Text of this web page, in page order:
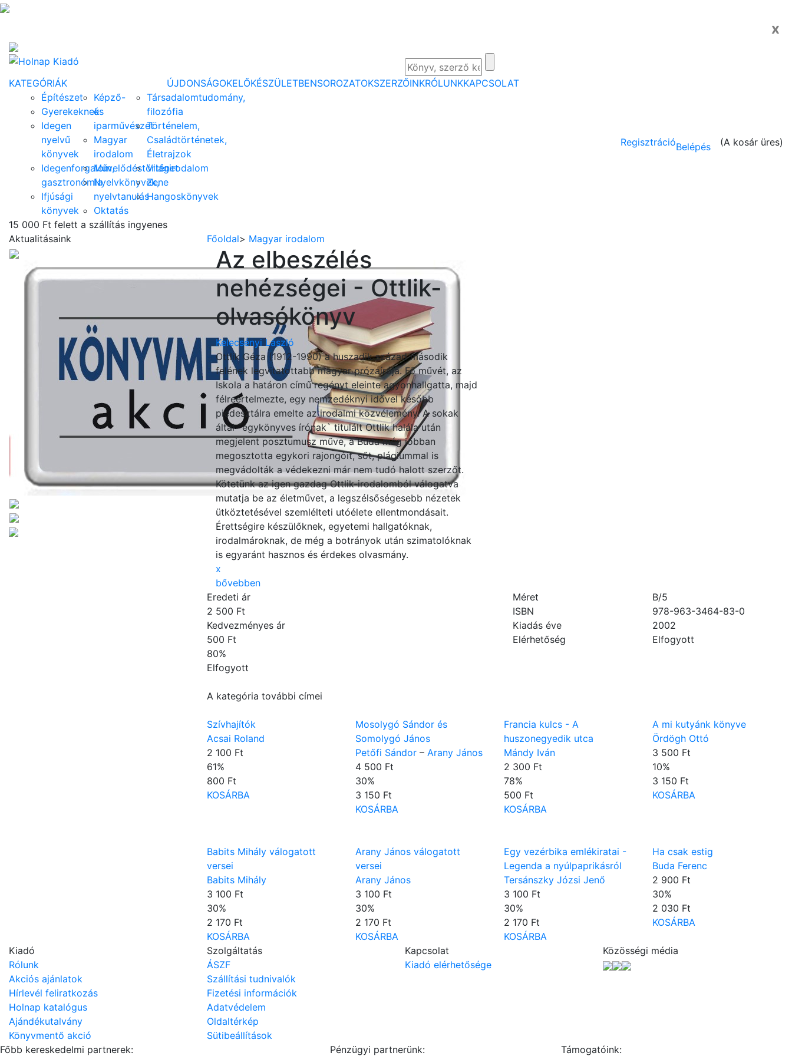
x
KATEGÓRIÁK
Építészet
Gyerekeknek
Idegen
nyelvű
könyvek
Idegenforgalom,
gasztronómia
Ifjúsági
könyvek
Képző-
és
iparművészet
Magyar
irodalom
Művelődéstörténet
Nyelvkönyvek,
nyelvtanulás
Oktatás
Társadalomtudomány,
filozófia
Történelem,
Családtörténetek,
Életrajzok
Világirodalom
Zene
Hangoskönyvek
ÚJDONSÁGOKELŐKÉSZÜLETBENSOROZATOKSZERZŐINKRÓLUNKKAPCSOLAT
RegisztrációBelépés (A kosár üres)
15 000 Ft felett a szállítás ingyenes
Aktualitásaink
Főoldal> Magyar irodalom
Az elbeszélés
nehézségei - Ottlik-
olvasókönyv
Kelecsényi László
Ottlik Géza (1912-1990) a huszadik század második
felének legvitatottabb magyar prózaírója. Fő művét, az
Iskola a határon című regényt eleinte agyonhallgatta, majd
félreértelmezte, egy nemzedéknyi idővel később
piedesztálra emelte az irodalmi közvélemény. A sokak
által `egykönyves írónak` titulált Ottlik halála után
megjelent posztumusz műve, a Buda még jobban
megosztotta egykori rajongóit, sőt, plágiummal is
megvádolták a védekezni már nem tudó halott szerzőt.
Kötetünk az igen gazdag Ottlik-irodalomból válogatva
mutatja be az életművet, a legszélsőségesebb nézetek
ütköztetésével szemlélteti utóélete ellentmondásait.
Érettségire készülőknek, egyetemi hallgatóknak,
irodalmároknak, de még a botrányok után szimatolóknak
is egyaránt hasznos és érdekes olvasmány.
x
bővebben
Eredeti ár
2 500 Ft
Kedvezményes ár
500 Ft
80%
Elfogyott
Méret
B/5
ISBN
978-963-3464-83-0
Kiadás éve
2002
Elérhetőség
Elfogyott
A kategória további címei
Szívhajítók
Acsai Roland
2 100 Ft
61%
800 Ft
KOSÁRBA
Mosolygó Sándor és
Somolygó János
Petőfi Sándor – Arany János
4 500 Ft
30%
3 150 Ft
KOSÁRBA
Francia kulcs - A
huszonegyedik utca
Mándy Iván
2 300 Ft
78%
500 Ft
KOSÁRBA
A mi kutyánk könyve
Ördögh Ottó
3 500 Ft
10%
3 150 Ft
KOSÁRBA
Babits Mihály válogatott
versei
Babits Mihály
3 100 Ft
30%
2 170 Ft
KOSÁRBA
Arany János válogatott
versei
Arany János
3 100 Ft
30%
2 170 Ft
KOSÁRBA
Egy vezérbika emlékiratai -
Legenda a nyúlpaprikásról
Tersánszky Józsi Jenő
3 100 Ft
30%
2 170 Ft
KOSÁRBA
Ha csak estig
Buda Ferenc
2 900 Ft
30%
2 030 Ft
KOSÁRBA
Kiadó
Rólunk
Akciós ajánlatok
Hírlevél feliratkozás
Holnap katalógus
Ajándékutalvány
Könyvmentő akció
Szolgáltatás
ÁSZF
Szállítási tudnivalók
Fizetési információk
Adatvédelem
Oldaltérkép
Sütibeállítások
Kapcsolat
Kiadó elérhetősége
Közösségi média
Főbb kereskedelmi partnerek: Pénzügyi partnerünk: Támogatóink: